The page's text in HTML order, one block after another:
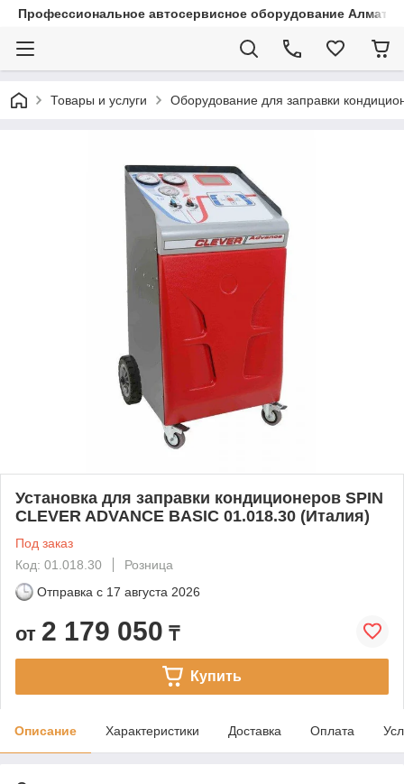
Профессиональное автосервисное оборудование Алматы
Товары и услуги Оборудование для заправки
Установка для заправки кондиционеров SPIN
CLEVER ADVANCE BASIC 01.018.30 (Италия)
Под заказ
Код: 01.018.30
Розница
Отправка с 17 августа 2026
от 2 179 050 ₸
Купить
Описание Характеристики Доставка Оплата